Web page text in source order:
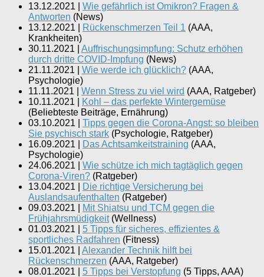
13.12.2021
Wie gefährlich ist Omikron? Fragen &
Antworten (News)
13.12.2021
Rückenschmerzen Teil 1 (AAA,
Krankheiten)
30.11.2021
Auffrischungsimpfung: Schutz erhöhen
durch dritte COVID-Impfung (News)
21.11.2021
Wie werde ich glücklich? (AAA,
Psychologie)
11.11.2021
Wenn Stress zu viel wird (AAA, Ratgeber)
10.11.2021
Kohl – das perfekte Wintergemüse
(Beliebteste Beiträge, Ernährung)
03.10.2021
Tipps gegen die Corona-Angst: so bleiben
Sie psychisch stark (Psychologie, Ratgeber)
16.09.2021
Das Achtsamkeitstraining (AAA,
Psychologie)
24.06.2021
Wie schütze ich mich tagtäglich gegen
Corona-Viren? (Ratgeber)
13.04.2021
Die richtige Versicherung bei
Auslandsaufenthalten (Ratgeber)
09.03.2021
Mit Shiatsu und TCM gegen die
Frühjahrsmüdigkeit (Wellness)
01.03.2021
5 Tipps für sicheres, effizientes &
sportliches Radfahren (Fitness)
15.01.2021
Alexander Technik hilft bei
Rückenschmerzen (AAA, Ratgeber)
08.01.2021
5 Tipps bei Verstopfung (5 Tipps, AAA)